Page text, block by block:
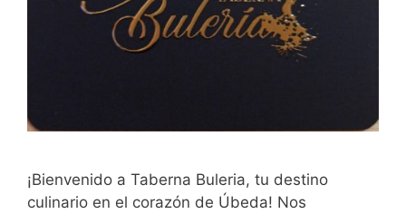
¡Bienvenido a Taberna Buleria, tu destino
culinario en el corazón de Úbeda! Nos